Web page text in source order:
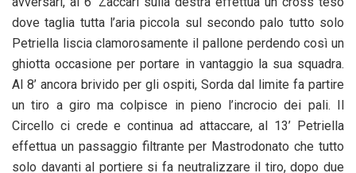
dove taglia tutta l’aria piccola sul secondo palo tutto solo
Petriella liscia clamorosamente il pallone perdendo così un
ghiotta occasione per portare in vantaggio la sua squadra.
Al 8’ ancora brivido per gli ospiti, Sorda dal limite fa partire
un tiro a giro ma colpisce in pieno l’incrocio dei pali. Il
Circello ci crede e continua ad attaccare, al 13’ Petriella
effettua un passaggio filtrante per Mastrodonato che tutto
solo davanti al portiere si fa neutralizzare il tiro, dopo due